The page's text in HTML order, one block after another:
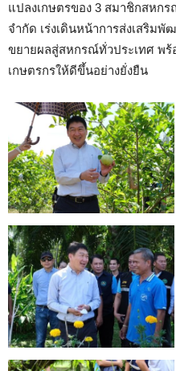
แปลงเกษตรของ 3 สมาชิกสหก
จำกัด เร่งเดินหน้าการส่งเสริม
ขยายผลสู่สหกรณ์ทั่วประเทศ
เกษตรกรให้ดีขึ้นอย่างยั่งยืน